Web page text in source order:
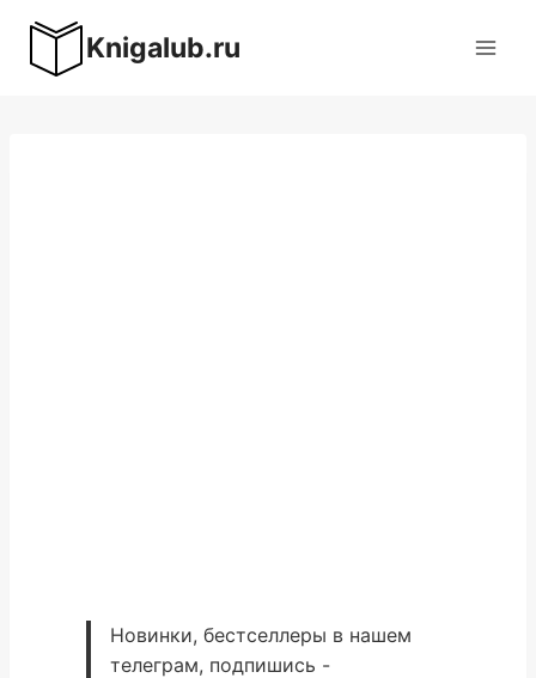
содержимому
Knigalub.ru
Новинки, бестселлеры в нашем
телеграм, подпишись -